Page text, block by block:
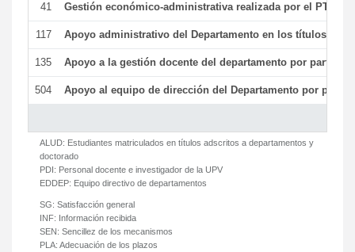
41 Gestión económico-administrativa realizada por el PTGAS
117 Apoyo administrativo del Departamento en los títulos de
135 Apoyo a la gestión docente del departamento por parte
504 Apoyo al equipo de dirección del Departamento por parte
ALUD: Estudiantes matriculados en títulos adscritos a departamentos y
doctorado
PDI: Personal docente e investigador de la UPV
EDDEP: Equipo directivo de departamentos
SG: Satisfacción general
INF: Información recibida
SEN: Sencillez de los mecanismos
PLA: Adecuación de los plazos